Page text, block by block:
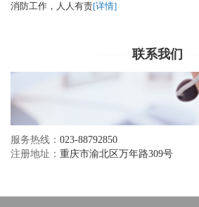
消防工作，人人有责[详情]
联系我们
服务热线： 023-88792850
注册地址： 重庆市渝北区万年路309号